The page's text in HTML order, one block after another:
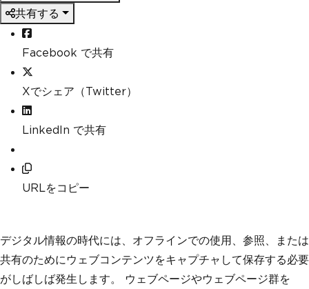
共有する
Facebook で共有
Xでシェア（Twitter）
LinkedIn で共有
URLをコピー
デジタル情報の時代には、オフラインでの使用、参照、または
共有のためにウェブコンテンツをキャプチャして保存する必要
がしばしば発生します。 ウェブページやウェブページ群を